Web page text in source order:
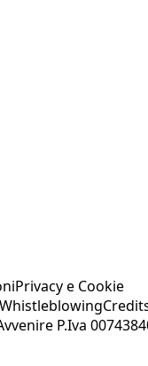
Privacy e Cookie
Whistleblowing
P.Iva